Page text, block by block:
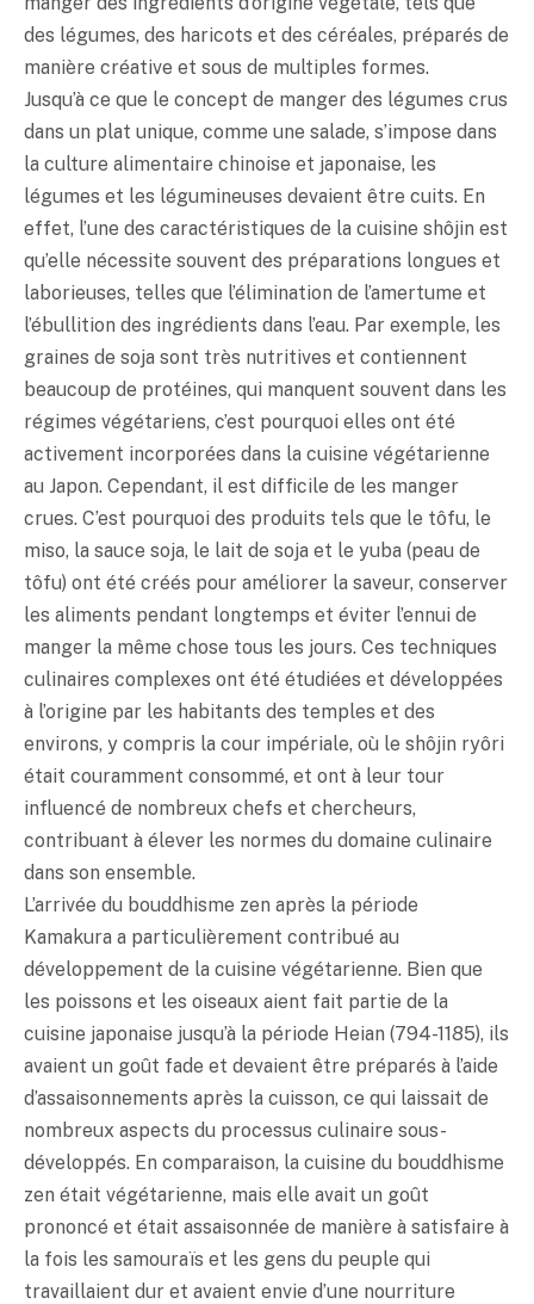
des légumes, des haricots et des céréales, préparés de
manière créative et sous de multiples formes.
Jusqu’à ce que le concept de manger des légumes crus
dans un plat unique, comme une salade, s’impose dans
la culture alimentaire chinoise et japonaise, les
légumes et les légumineuses devaient être cuits. En
effet, l’une des caractéristiques de la cuisine shôjin est
qu’elle nécessite souvent des préparations longues et
laborieuses, telles que l’élimination de l’amertume et
l’ébullition des ingrédients dans l’eau. Par exemple, les
graines de soja sont très nutritives et contiennent
beaucoup de protéines, qui manquent souvent dans les
régimes végétariens, c’est pourquoi elles ont été
activement incorporées dans la cuisine végétarienne
au Japon. Cependant, il est difficile de les manger
crues. C’est pourquoi des produits tels que le tôfu, le
miso, la sauce soja, le lait de soja et le yuba (peau de
tôfu) ont été créés pour améliorer la saveur, conserver
les aliments pendant longtemps et éviter l’ennui de
manger la même chose tous les jours. Ces techniques
culinaires complexes ont été étudiées et développées
à l’origine par les habitants des temples et des
environs, y compris la cour impériale, où le shôjin ryôri
était couramment consommé, et ont à leur tour
influencé de nombreux chefs et chercheurs,
contribuant à élever les normes du domaine culinaire
dans son ensemble.
L’arrivée du bouddhisme zen après la période
Kamakura a particulièrement contribué au
développement de la cuisine végétarienne. Bien que
les poissons et les oiseaux aient fait partie de la
cuisine japonaise jusqu’à la période Heian (794-1185), ils
avaient un goût fade et devaient être préparés à l’aide
d’assaisonnements après la cuisson, ce qui laissait de
nombreux aspects du processus culinaire sous-
développés. En comparaison, la cuisine du bouddhisme
zen était végétarienne, mais elle avait un goût
prononcé et était assaisonnée de manière à satisfaire à
la fois les samouraïs et les gens du peuple qui
travaillaient dur et avaient envie d’une nourriture